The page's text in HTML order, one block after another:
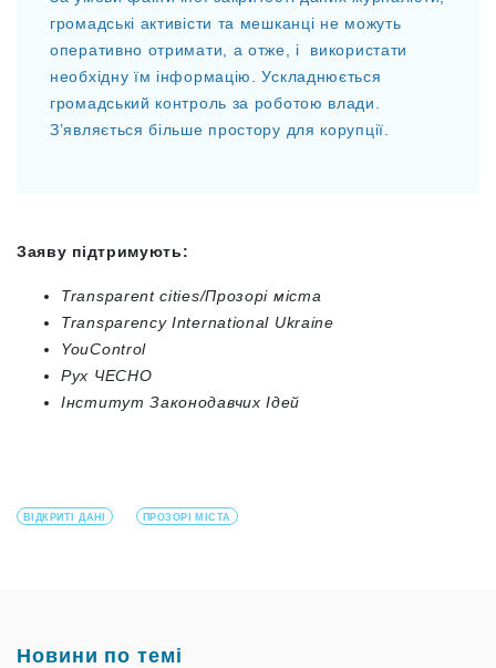
громадські активісти та мешканці не можуть
оперативно отримати, а отже, і використати
необхідну їм інформацію. Ускладнюється
громадський контроль за роботою влади.
З’являється більше простору для корупції.
Заяву підтримують:
Transparent cities/Прозорі міста
Transparency International Ukraine
YouControl
Рух ЧЕСНО
Інститут Законодавчих Ідей
ВІДКРИТІ ДАНІ ПРОЗОРІ МІСТА
Новини по темі